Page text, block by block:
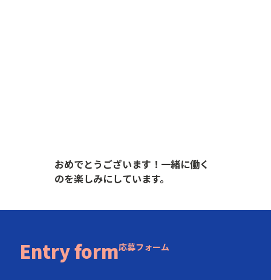
おめでとうございます！一緒に働く
のを楽しみにしています。
Entry form応募フォーム